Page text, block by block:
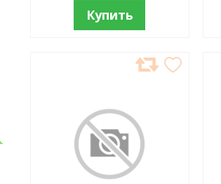
Купить